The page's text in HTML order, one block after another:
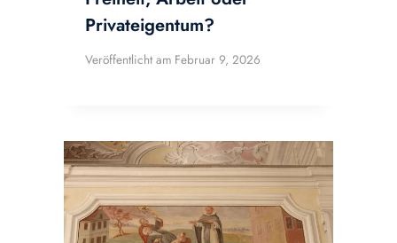
Privateigentum?
Veröffentlicht am Februar 9, 2026